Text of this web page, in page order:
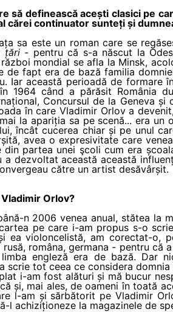
să definească acești clasici pe
cărei continuator sunteți și
sa este un roman care se
țări - pentru că s-a născut la
mondial se afla la Minsk,
de fapt era de bază familia
Iar această perioadă de formare
1964 când a părăsit România
Concursul de la Geneva și
în care Vladimir Orlov a
la apariția sa pe scenă... era un
încât cucerea chiar și pe unul
avea o expresivitate care
partea unei şcoli cum era
dezvoltat această această
către un artist desăvârșit.
Orlov?
n 2006 venea anual, stătea la
pe care i-am propus s-o
ea violoncelistă, am corectat-o,
româna, germana - pentru că
engleză era de bază. Dar
scrie tot ceea ce considera
i-am fost alături și mă bucur
și, mai ales, de oameni în toată
l-am și sărbătorit pe Vladimir
l achiziționeze la magazinele de